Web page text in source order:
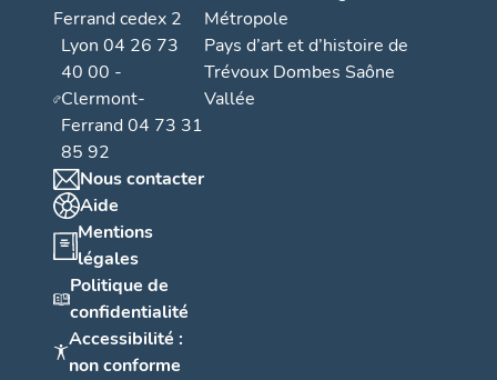
Ferrand cedex 2
Lyon 04 26 73
40 00 -
Clermont-
Ferrand 04 73 31
85 92
Nous contacter
Aide
Mentions
légales
Politique de
confidentialité
Accessibilité :
non conforme
Métropole
Pays d’art et d’histoire de
Trévoux Dombes Saône
Vallée